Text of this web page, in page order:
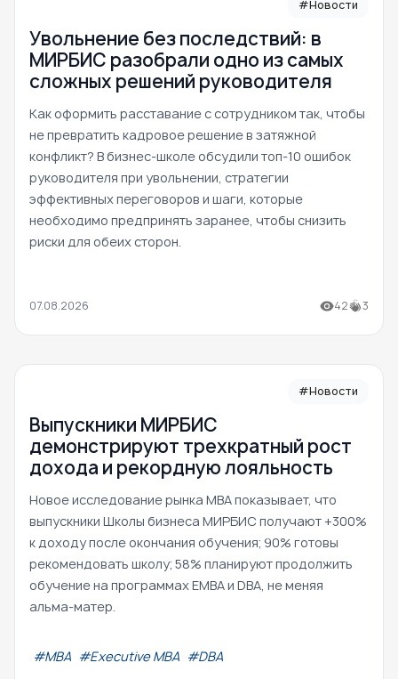
#Новости
Увольнение без последствий: в
МИРБИС разобрали одно из самых
сложных решений руководителя
Как оформить расставание с сотрудником так, чтобы
не превратить кадровое решение в затяжной
конфликт? В бизнес-школе обсудили топ-10 ошибок
руководителя при увольнении, стратегии
эффективных переговоров и шаги, которые
необходимо предпринять заранее, чтобы снизить
риски для обеих сторон.
07.08.2026 42 3
#Новости
Выпускники МИРБИС
демонстрируют трехкратный рост
дохода и рекордную лояльность
Новое исследование рынка MBA показывает, что
выпускники Школы бизнеса МИРБИС получают +300%
к доходу после окончания обучения; 90% готовы
рекомендовать школу; 58% планируют продолжить
обучение на программах EMBA и DBA, не меняя
альма-матер.
#МВА #Executive MBA #DBA